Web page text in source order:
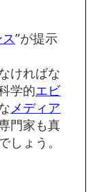
”が提示
ければな
学的エビ
メディア
門家も真
しょう。